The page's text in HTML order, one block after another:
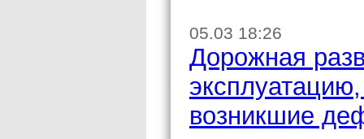
05.03 18:26
Дорожная
возникшие